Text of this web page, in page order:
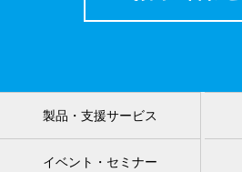
製品・支援サービス
イベント・セミナー